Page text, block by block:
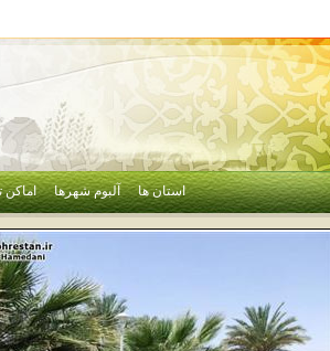
استان ها آلبوم شهرها اماکن